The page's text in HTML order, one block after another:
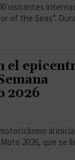
visitantes
Durante su
el
2026
al
2026, que se